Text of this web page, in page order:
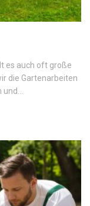
es auch oft große
die Gartenarbeiten
und…